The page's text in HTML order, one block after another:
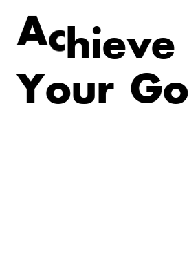
Achieve
Your Go